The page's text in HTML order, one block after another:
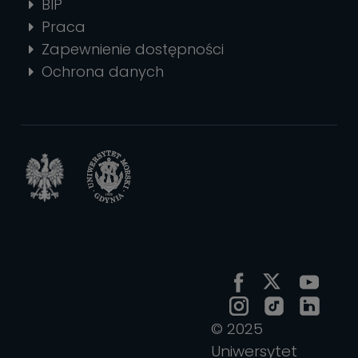
BIP
Praca
Zapewnienie dostępności
Ochrona danych
© 2025
Uniwersytet